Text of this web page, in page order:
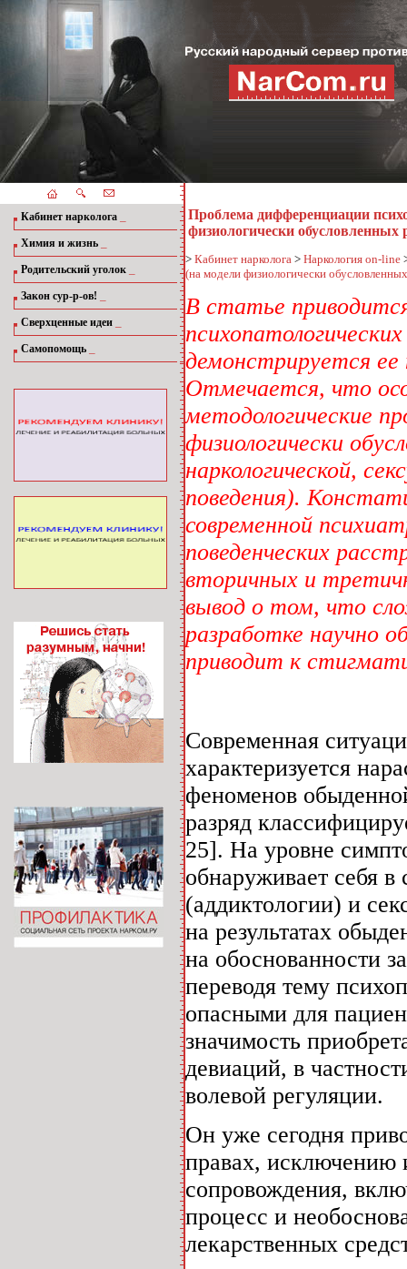
Кабинет нарколога
Химия и жизнь
Родительский уголок
Закон сур-р-ов!
Сверхценные идеи
Самопомощь
Проблема дифференциации
физиологически обусловленных
> Кабинет нарколога > Наркология on-line
(на модели физиологически
В статье
демонстрируется
Отмечается, что
методологические
физиологически
наркологической,
поведения).
современной
поведенческих
вторичных и
вывод о том, что
разработке научно
приводит к
Современная
характеризуется
феноменов
разряд
25]. На уровне
обнаруживает себя
(аддиктологии) и
на результатах
на обоснованности
переводя тему
опасными для
значимость
девиаций, в
волевой регуляции.
Он уже сегодня
правах, исключению
сопровождения,
процесс и
лекарственных